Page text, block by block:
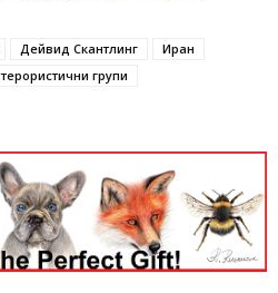
Дейвид Скантлинг
Иран
терористични групи